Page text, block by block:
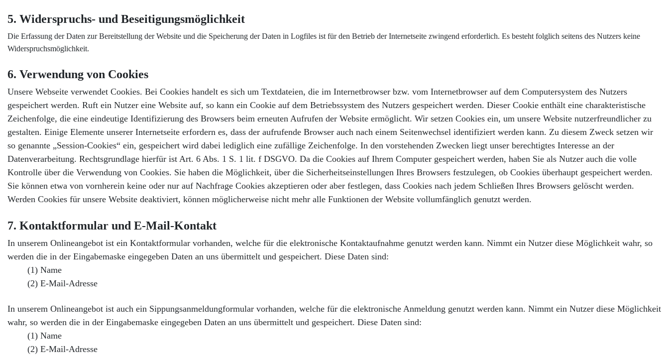
5. Widerspruchs- und Beseitigungsmöglichkeit
Die Erfassung der Daten zur Bereitstellung der Website und die Speicherung der Daten in Logfiles ist für den Betrieb der Internetseite zwingend erforderlich. Es besteht folglich seitens des Nutzers keine
Widerspruchsmöglichkeit.
6. Verwendung von Cookies
Unsere Webseite verwendet Cookies. Bei Cookies handelt es sich um Textdateien, die im Internetbrowser bzw. vom Internetbrowser auf dem Computersystem des Nutzers
gespeichert werden. Ruft ein Nutzer eine Website auf, so kann ein Cookie auf dem Betriebssystem des Nutzers gespeichert werden. Dieser Cookie enthält eine charakteristische
Zeichenfolge, die eine eindeutige Identifizierung des Browsers beim erneuten Aufrufen der Website ermöglicht. Wir setzen Cookies ein, um unsere Website nutzerfreundlicher zu
gestalten. Einige Elemente unserer Internetseite erfordern es, dass der aufrufende Browser auch nach einem Seitenwechsel identifiziert werden kann. Zu diesem Zweck setzen wir
so genannte „Session-Cookies“ ein, gespeichert wird dabei lediglich eine zufällige Zeichenfolge. In den vorstehenden Zwecken liegt unser berechtigtes Interesse an der
Datenverarbeitung. Rechtsgrundlage hierfür ist Art. 6 Abs. 1 S. 1 lit. f DSGVO. Da die Cookies auf Ihrem Computer gespeichert werden, haben Sie als Nutzer auch die volle
Kontrolle über die Verwendung von Cookies. Sie haben die Möglichkeit, über die Sicherheitseinstellungen Ihres Browsers festzulegen, ob Cookies überhaupt gespeichert werden.
Sie können etwa von vornherein keine oder nur auf Nachfrage Cookies akzeptieren oder aber festlegen, dass Cookies nach jedem Schließen Ihres Browsers gelöscht werden.
Werden Cookies für unsere Website deaktiviert, können möglicherweise nicht mehr alle Funktionen der Website vollumfänglich genutzt werden.
7. Kontaktformular und E-Mail-Kontakt
In unserem Onlineangebot ist ein Kontaktformular vorhanden, welche für die elektronische Kontaktaufnahme genutzt werden kann. Nimmt ein Nutzer diese Möglichkeit wahr, so
werden die in der Eingabemaske eingegeben Daten an uns übermittelt und gespeichert. Diese Daten sind:
(1) Name
(2) E-Mail-Adresse
In unserem Onlineangebot ist auch ein Sippungsanmeldungformular vorhanden, welche für die elektronische Anmeldung genutzt werden kann. Nimmt ein Nutzer diese Möglichkeit
wahr, so werden die in der Eingabemaske eingegeben Daten an uns übermittelt und gespeichert. Diese Daten sind:
(1) Name
(2) E-Mail-Adresse